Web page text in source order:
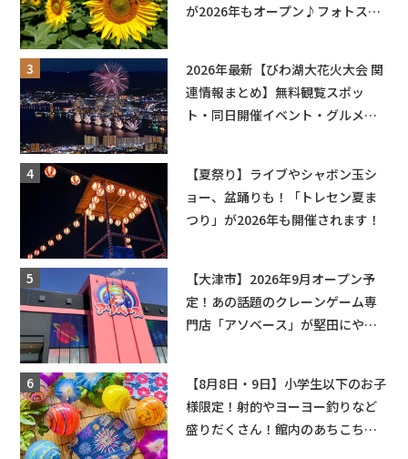
が2026年もオープン♪フォトスポ
2026年最新【びわ湖大花火大会 関
連情報まとめ】無料観覧スポッ
ト・同日開催イベント・グルメマ
【夏祭り】ライブやシャボン玉シ
ョー、盆踊りも！「トレセン夏ま
つり」が2026年も開催されます！
【大津市】2026年9月オープン予
定！あの話題のクレーンゲーム専
門店「アソベース」が堅田にやっ
【8月8日・9日】小学生以下のお子
様限定！射的やヨーヨー釣りなど
盛りだくさん！館内のあちこちに